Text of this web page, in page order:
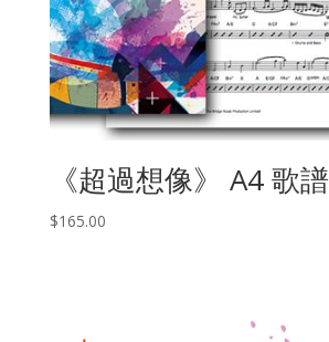
《超過想像》 A4 歌譜
$165.00